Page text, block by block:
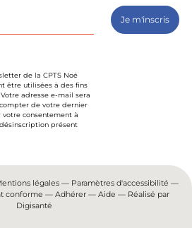
de la CPTS Noé
être utilisées à des fins
adresse e-mail sera
de votre dernier
votre consentement à
présent
légales— Paramètres d'accessibilité —
conforme — Adhérer— Aide — Réalisé par
Digisanté